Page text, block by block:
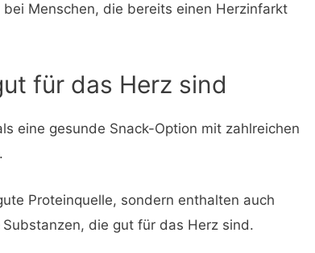
Menschen, die bereits einen Herzinfarkt
für das Herz sind
eine gesunde Snack-Option mit zahlreichen
Proteinquelle, sondern enthalten auch
die gut für das Herz sind.